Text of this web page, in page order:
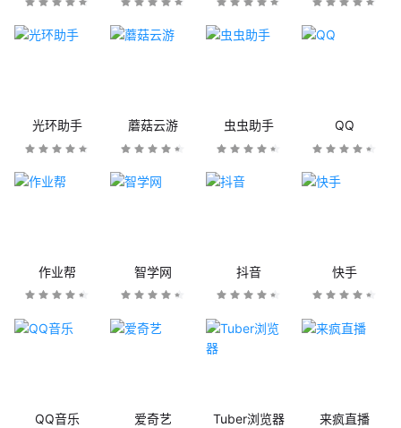
光环助手 蘑菇云游 虫虫助手 QQ
作业帮 智学网 抖音 快手
QQ音乐 爱奇艺 Tuber浏览器 来疯直播